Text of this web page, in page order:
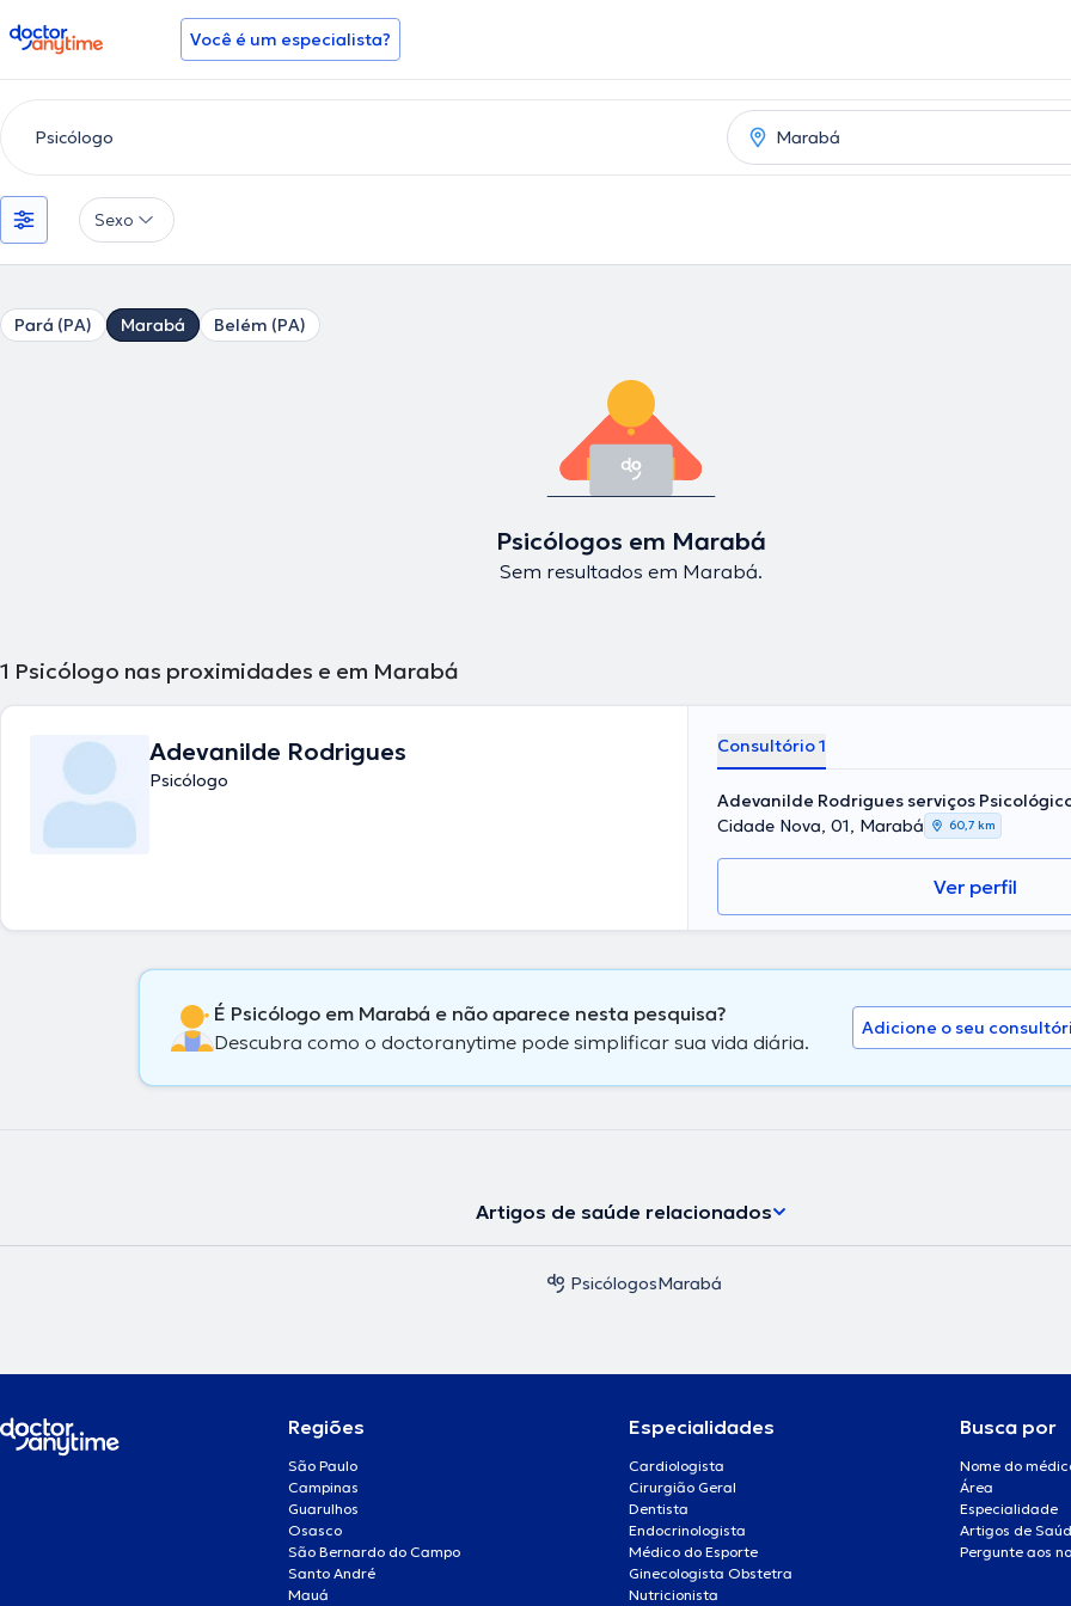
doctoranytime Você é um especialista?
Sexo
Pará (PA) Marabá Belém (PA)
Psicólogos em Marabá
Sem resultados em Marabá.
1 Psicólogo nas proximidades e em Marabá
Adevanilde Rodrigues
Psicólogo
Consultório 1
Adevanilde Rodrigues serviços
Cidade Nova, 01, Marabá
60,7 km
Ver perfil
É Psicólogo em Marabá e não aparece nesta pesquisa?
Descubra como o doctoranytime pode simplificar sua vida diária.
Adicione o seu
Artigos de saúde relacionados
PsicólogosMarabá
Regiões
São Paulo
Campinas
Guarulhos
Osasco
São Bernardo do Campo
Santo André
Mauá
Especialidades
Cardiologista
Cirurgião Geral
Dentista
Endocrinologista
Médico do Esporte
Ginecologista Obstetra
Nutricionista
Busca por
Nome do
Área
Especialidade
Artigos de
Pergunte aos